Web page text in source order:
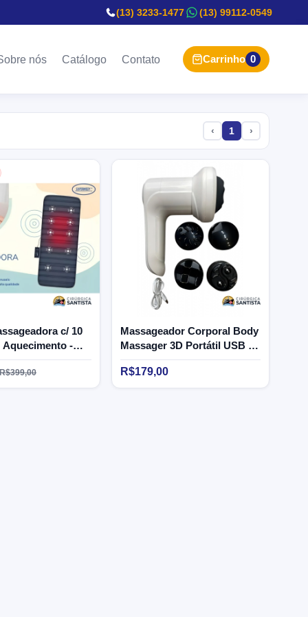
(13) 3233-1477 (13) 99112-0549
nós Catálogo Contato Carrinho 0
‹ 1 ›
c/ 10
Aquecimento -
R$399,00
Massageador Corporal Body
Massager 3D Portátil USB -
Supermedy
R$179,00